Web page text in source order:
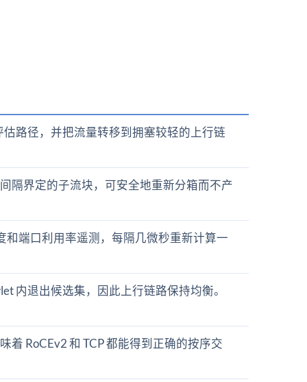
路径，并把流量转移到拥塞较轻的上行链
隔界定的子流块，可安全地重新分箱而不产
和端口利用率遥测，每隔几微秒重新计算一
内退出候选集，因此上行链路保持均衡。
着 RoCEv2 和 TCP 都能得到正确的按序交